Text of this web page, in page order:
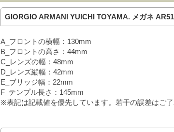
GIORGIO ARMANI YUICHI TOYAMA. メガネ
A_フロントの横幅：130mm
B_フロントの高さ：44mm
C_レンズの幅：48mm
D_レンズ縦幅：42mm
E_ブリッジ幅：22mm
F_テンプル長さ：145mm
※表記は記載値を優先しています。若干の誤差はご了